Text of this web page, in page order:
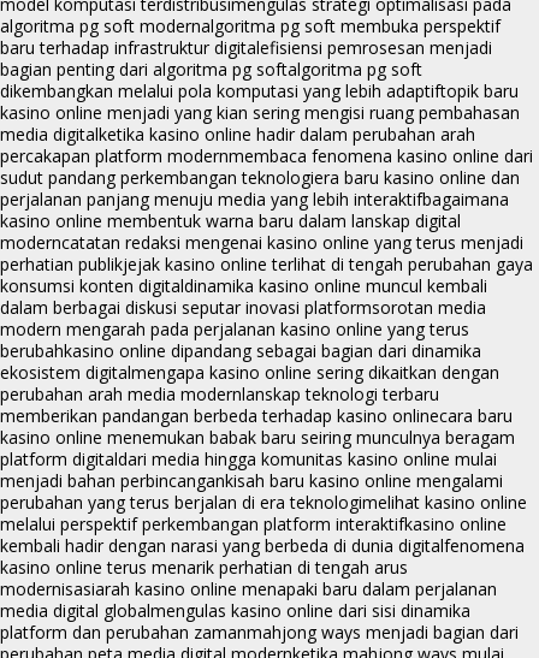
algoritma pg soft modernalgoritma pg soft membuka perspektif
baru terhadap infrastruktur digitalefisiensi pemrosesan menjadi
bagian penting dari algoritma pg softalgoritma pg soft
dikembangkan melalui pola komputasi yang lebih adaptiftopik baru
kasino online menjadi yang kian sering mengisi ruang pembahasan
media digitalketika kasino online hadir dalam perubahan arah
percakapan platform modernmembaca fenomena kasino online dari
sudut pandang perkembangan teknologiera baru kasino online dan
perjalanan panjang menuju media yang lebih interaktifbagaimana
kasino online membentuk warna baru dalam lanskap digital
moderncatatan redaksi mengenai kasino online yang terus menjadi
perhatian publikjejak kasino online terlihat di tengah perubahan gaya
konsumsi konten digitaldinamika kasino online muncul kembali
dalam berbagai diskusi seputar inovasi platformsorotan media
modern mengarah pada perjalanan kasino online yang terus
berubahkasino online dipandang sebagai bagian dari dinamika
ekosistem digitalmengapa kasino online sering dikaitkan dengan
perubahan arah media modernlanskap teknologi terbaru
memberikan pandangan berbeda terhadap kasino onlinecara baru
kasino online menemukan babak baru seiring munculnya beragam
platform digitaldari media hingga komunitas kasino online mulai
menjadi bahan perbincangankisah baru kasino online mengalami
perubahan yang terus berjalan di era teknologimelihat kasino online
melalui perspektif perkembangan platform interaktifkasino online
kembali hadir dengan narasi yang berbeda di dunia digitalfenomena
kasino online terus menarik perhatian di tengah arus
modernisasiarah kasino online menapaki baru dalam perjalanan
media digital globalmengulas kasino online dari sisi dinamika
platform dan perubahan zamanmahjong ways menjadi bagian dari
perubahan peta media digital modernketika mahjong ways mulai